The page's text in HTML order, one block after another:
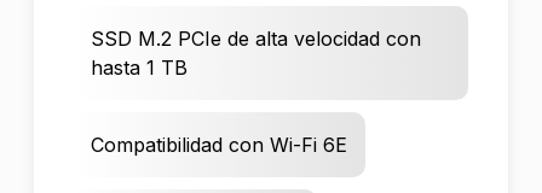
SSD M.2 PCIe de alta velocidad con
hasta 1 TB
Compatibilidad con Wi-Fi 6E